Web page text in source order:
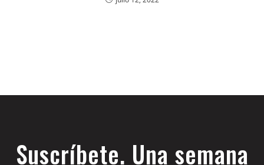
Suscríbete. Una semana